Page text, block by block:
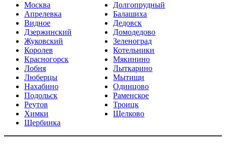
Москва
Долгопрудный
Апрелевка
Балашиха
Видное
Дедовск
Дзержинский
Домодедово
Жуковский
Зеленоград
Королев
Котельники
Красногорск
Мякинино
Лобня
Лыткарино
Люберцы
Мытищи
Нахабино
Одинцово
Подольск
Раменское
Реутов
Троицк
Химки
Щелково
Щербинка